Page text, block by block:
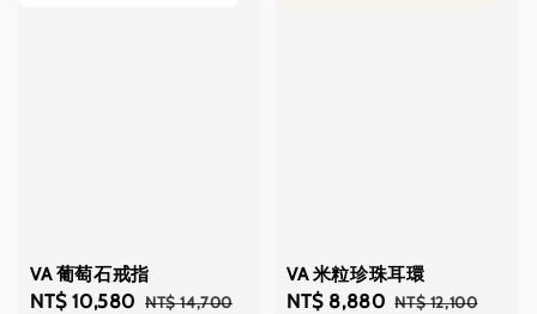
VA 葡萄石戒指
Sale
NT$ 10,580 Regular
NT$ 14,700
VA 米粒珍珠耳環
Sale
NT$ 8,880 Regular
NT$ 12,100